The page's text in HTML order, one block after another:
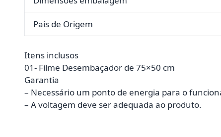
País de Origem
Itens inclusos
01- Filme Desembaçador de 75×50 cm
Garantia
– Necessário um ponto de energia para o
– A voltagem deve ser adequada ao produto.